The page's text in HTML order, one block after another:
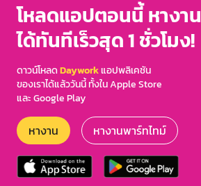
โหลดแอปตอนนี้ หางาน
ได้ทันทีเร็วสุด 1 ชั่วโมง!
ดาวน์โหลดDayworkแอปพลิเคชัน
ของเราได้แล้ววันนี้ ทั้งใน Apple Store
และ Google Play
หางาน หางานพาร์ทไทม์